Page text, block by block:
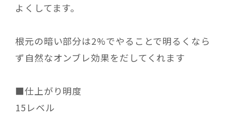
よくしてます。
根元の暗い部分は2%でやることで明るくなら
ず自然なオンブレ効果をだしてくれます
■仕上がり明度
15レベル